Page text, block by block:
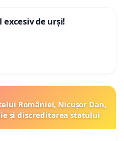
de urși!
României, Nicușor Dan,
și discreditarea statului